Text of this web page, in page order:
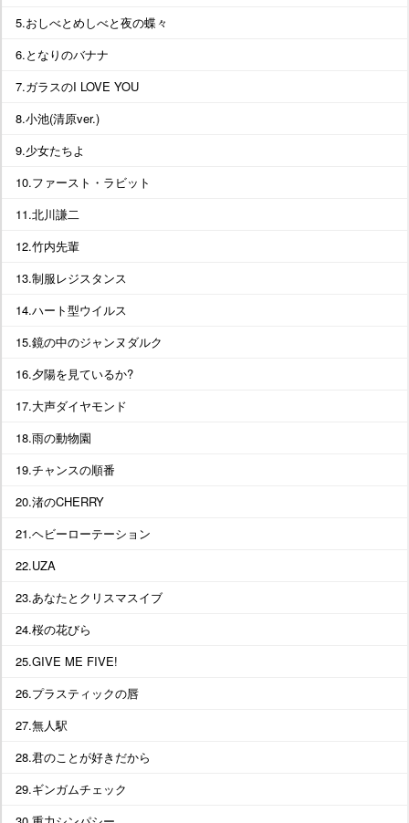
5.おしべとめしべと夜の蝶々
6.となりのバナナ
7.ガラスのI LOVE YOU
8.小池(清原ver.)
9.少女たちよ
10.ファースト・ラビット
11.北川謙二
12.竹内先輩
13.制服レジスタンス
14.ハート型ウイルス
15.鏡の中のジャンヌダルク
16.夕陽を見ているか?
17.大声ダイヤモンド
18.雨の動物園
19.チャンスの順番
20.渚のCHERRY
21.ヘビーローテーション
22.UZA
23.あなたとクリスマスイブ
24.桜の花びら
25.GIVE ME FIVE!
26.プラスティックの唇
27.無人駅
28.君のことが好きだから
29.ギンガムチェック